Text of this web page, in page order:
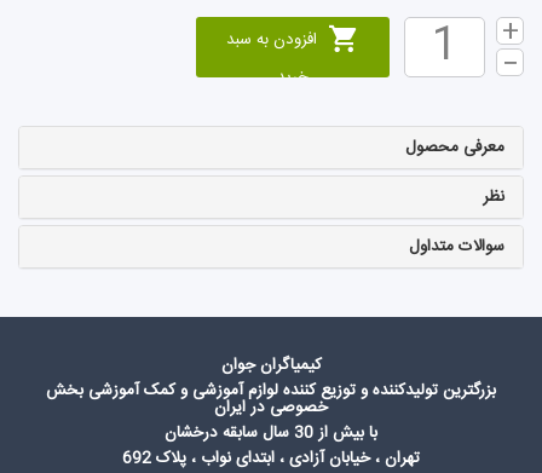
افزودن به سبد
خرید
معرفی محصول
نظر
سوالات متداول
کیمیاگران جوان
بزرگترین تولیدکننده و توزیع کننده لوازم آموزشی و کمک آموزشی بخش
خصوصی در ایران
با بیش از 30 سال سابقه درخشان
تهران ، خیابان آزادی ، ابتدای نواب ، پلاک 692